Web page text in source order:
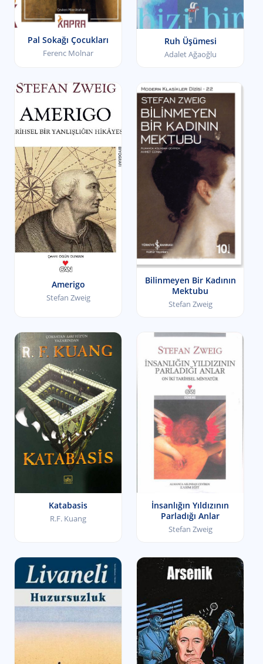
Pal Sokağı Çocukları
Ferenc Molnar
Ruh Üşümesi
Adalet Ağaoğlu
Amerigo
Stefan Zweig
Bilinmeyen Bir Kadının
Mektubu
Stefan Zweig
Katabasis
R.F. Kuang
İnsanlığın Yıldızının
Parladığı Anlar
Stefan Zweig